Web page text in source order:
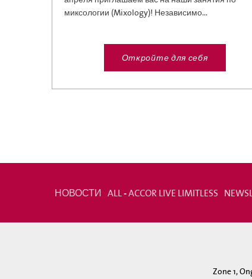
миксологии (Mixology)! Независимо...
Откройте для себя
НОВОСТИ ALL - ACCOR LIVE LIMITLESS
Zone 1,